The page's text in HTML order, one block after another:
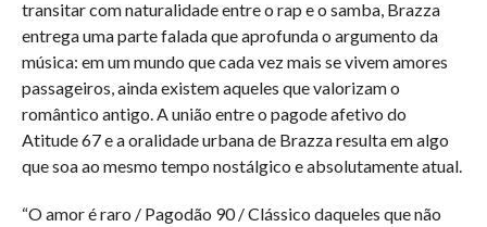
transitar com naturalidade entre o rap e o samba, Brazza
entrega uma parte falada que aprofunda o argumento da
música: em um mundo que cada vez mais se vivem amores
passageiros, ainda existem aqueles que valorizam o
romântico antigo. A união entre o pagode afetivo do
Atitude 67 e a oralidade urbana de Brazza resulta em algo
que soa ao mesmo tempo nostálgico e absolutamente atual.
“O amor é raro / Pagodão 90 / Clássico daqueles que não